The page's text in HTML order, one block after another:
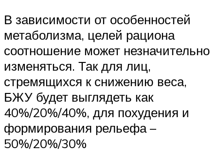
В зависимости от особенностей
метаболизма, целей рациона
соотношение может незначительно
изменяться. Так для лиц,
стремящихся к снижению веса,
БЖУ будет выглядеть как
40%/20%/40%, для похудения и
формирования рельефа –
50%/20%/30%